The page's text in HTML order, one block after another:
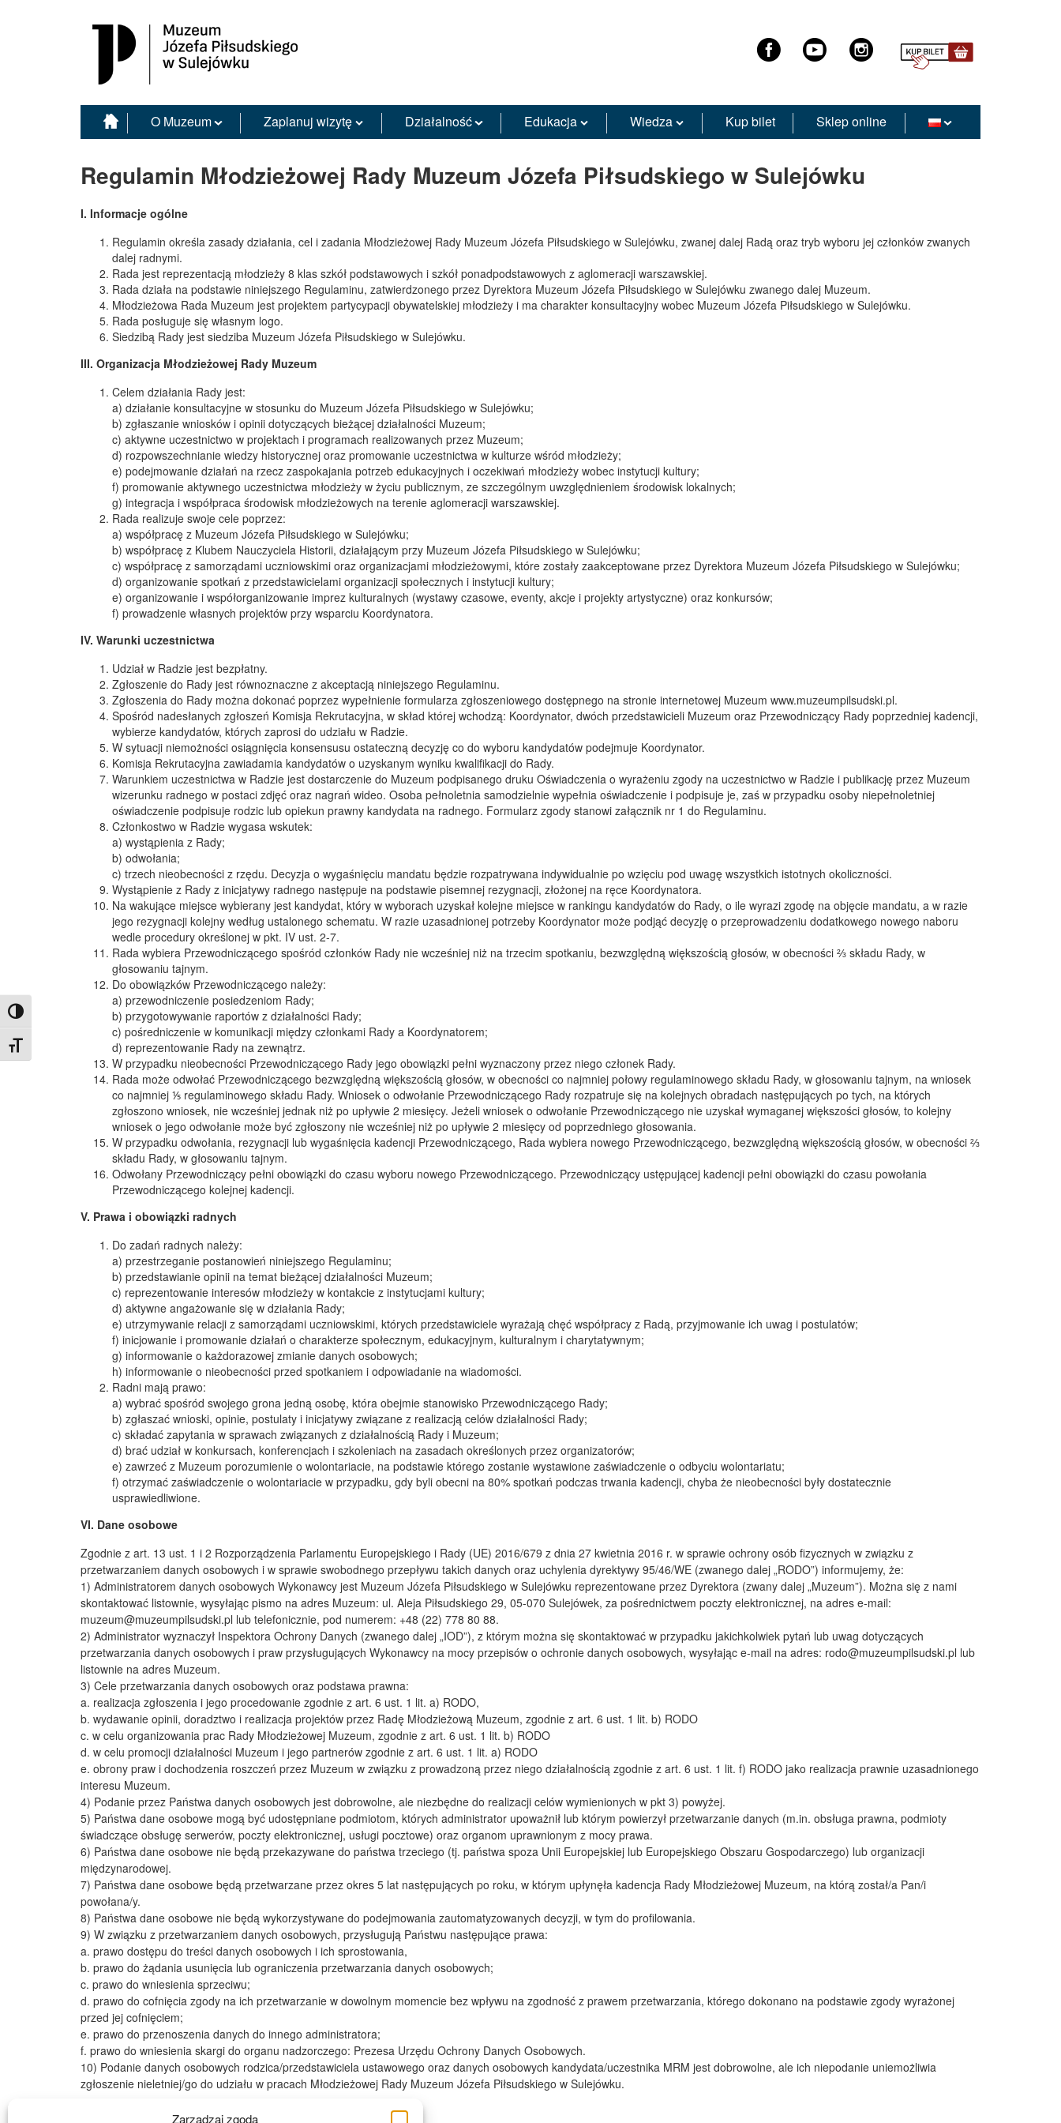
Zarządzaj zgodą
Toggle High Contrast
Toggle Font size
Muzeum Józefa Piłsudskiego w Sulejówku
O Muzeum Zaplanuj wizytę Działalność Edukacja Wiedza Kup bilet Sklep online
Regulamin Młodzieżowej Rady Muzeum Józefa Piłsudskiego w Sulejówku
I. Informacje ogólne
Regulamin określa zasady działania, cel i zadania Młodzieżowej Rady Muzeum Józefa Piłsudskiego w Sulejówku, zwanej dalej Radą oraz tryb wyboru jej członków zwanych
dalej radnymi.
Rada jest reprezentacją młodzieży 8 klas szkół podstawowych i szkół ponadpodstawowych z aglomeracji warszawskiej.
Rada działa na podstawie niniejszego Regulaminu, zatwierdzonego przez Dyrektora Muzeum Józefa Piłsudskiego w Sulejówku zwanego dalej Muzeum.
Młodzieżowa Rada Muzeum jest projektem partycypacji obywatelskiej młodzieży i ma charakter konsultacyjny wobec Muzeum Józefa Piłsudskiego w Sulejówku.
Rada posługuje się własnym logo.
Siedzibą Rady jest siedziba Muzeum Józefa Piłsudskiego w Sulejówku.
III. Organizacja Młodzieżowej Rady Muzeum
Celem działania Rady jest:
a) działanie konsultacyjne w stosunku do Muzeum Józefa Piłsudskiego w Sulejówku;
b) zgłaszanie wniosków i opinii dotyczących bieżącej działalności Muzeum;
c) aktywne uczestnictwo w projektach i programach realizowanych przez Muzeum;
d) rozpowszechnianie wiedzy historycznej oraz promowanie uczestnictwa w kulturze wśród młodzieży;
e) podejmowanie działań na rzecz zaspokajania potrzeb edukacyjnych i oczekiwań młodzieży wobec instytucji kultury;
f) promowanie aktywnego uczestnictwa młodzieży w życiu publicznym, ze szczególnym uwzględnieniem środowisk lokalnych;
g) integracja i współpraca środowisk młodzieżowych na terenie aglomeracji warszawskiej.
Rada realizuje swoje cele poprzez:
a) współpracę z Muzeum Józefa Piłsudskiego w Sulejówku;
b) współpracę z Klubem Nauczyciela Historii, działającym przy Muzeum Józefa Piłsudskiego w Sulejówku;
c) współpracę z samorządami uczniowskimi oraz organizacjami młodzieżowymi, które zostały zaakceptowane przez Dyrektora Muzeum Józefa Piłsudskiego w Sulejówku;
d) organizowanie spotkań z przedstawicielami organizacji społecznych i instytucji kultury;
e) organizowanie i współorganizowanie imprez kulturalnych (wystawy czasowe, eventy, akcje i projekty artystyczne) oraz konkursów;
f) prowadzenie własnych projektów przy wsparciu Koordynatora.
IV. Warunki uczestnictwa
Udział w Radzie jest bezpłatny.
Zgłoszenie do Rady jest równoznaczne z akceptacją niniejszego Regulaminu.
Zgłoszenia do Rady można dokonać poprzez wypełnienie formularza zgłoszeniowego dostępnego na stronie internetowej Muzeum www.muzeumpilsudski.pl.
Spośród nadesłanych zgłoszeń Komisja Rekrutacyjna, w skład której wchodzą: Koordynator, dwóch przedstawicieli Muzeum oraz Przewodniczący Rady poprzedniej kadencji,
wybierze kandydatów, których zaprosi do udziału w Radzie.
W sytuacji niemożności osiągnięcia konsensusu ostateczną decyzję co do wyboru kandydatów podejmuje Koordynator.
Komisja Rekrutacyjna zawiadamia kandydatów o uzyskanym wyniku kwalifikacji do Rady.
Warunkiem uczestnictwa w Radzie jest dostarczenie do Muzeum podpisanego druku Oświadczenia o wyrażeniu zgody na uczestnictwo w Radzie i publikację przez Muzeum
wizerunku radnego w postaci zdjęć oraz nagrań wideo. Osoba pełnoletnia samodzielnie wypełnia oświadczenie i podpisuje je, zaś w przypadku osoby niepełnoletniej
oświadczenie podpisuje rodzic lub opiekun prawny kandydata na radnego. Formularz zgody stanowi załącznik nr 1 do Regulaminu.
Członkostwo w Radzie wygasa wskutek:
a) wystąpienia z Rady;
b) odwołania;
c) trzech nieobecności z rzędu. Decyzja o wygaśnięciu mandatu będzie rozpatrywana indywidualnie po wzięciu pod uwagę wszystkich istotnych okoliczności.
Wystąpienie z Rady z inicjatywy radnego następuje na podstawie pisemnej rezygnacji, złożonej na ręce Koordynatora.
Na wakujące miejsce wybierany jest kandydat, który w wyborach uzyskał kolejne miejsce w rankingu kandydatów do Rady, o ile wyrazi zgodę na objęcie mandatu, a w razie
jego rezygnacji kolejny według ustalonego schematu. W razie uzasadnionej potrzeby Koordynator może podjąć decyzję o przeprowadzeniu dodatkowego nowego naboru
wedle procedury określonej w pkt. IV ust. 2-7.
Rada wybiera Przewodniczącego spośród członków Rady nie wcześniej niż na trzecim spotkaniu, bezwzględną większością głosów, w obecności ⅔ składu Rady, w
głosowaniu tajnym.
Do obowiązków Przewodniczącego należy:
a) przewodniczenie posiedzeniom Rady;
b) przygotowywanie raportów z działalności Rady;
c) pośredniczenie w komunikacji między członkami Rady a Koordynatorem;
d) reprezentowanie Rady na zewnątrz.
W przypadku nieobecności Przewodniczącego Rady jego obowiązki pełni wyznaczony przez niego członek Rady.
Rada może odwołać Przewodniczącego bezwzględną większością głosów, w obecności co najmniej połowy regulaminowego składu Rady, w głosowaniu tajnym, na wniosek
co najmniej ⅕ regulaminowego składu Rady. Wniosek o odwołanie Przewodniczącego Rady rozpatruje się na kolejnych obradach następujących po tych, na których
zgłoszono wniosek, nie wcześniej jednak niż po upływie 2 miesięcy. Jeżeli wniosek o odwołanie Przewodniczącego nie uzyskał wymaganej większości głosów, to kolejny
wniosek o jego odwołanie może być zgłoszony nie wcześniej niż po upływie 2 miesięcy od poprzedniego głosowania.
W przypadku odwołania, rezygnacji lub wygaśnięcia kadencji Przewodniczącego, Rada wybiera nowego Przewodniczącego, bezwzględną większością głosów, w obecności ⅔
składu Rady, w głosowaniu tajnym.
Odwołany Przewodniczący pełni obowiązki do czasu wyboru nowego Przewodniczącego. Przewodniczący ustępującej kadencji pełni obowiązki do czasu powołania
Przewodniczącego kolejnej kadencji.
V. Prawa i obowiązki radnych
Do zadań radnych należy:
a) przestrzeganie postanowień niniejszego Regulaminu;
b) przedstawianie opinii na temat bieżącej działalności Muzeum;
c) reprezentowanie interesów młodzieży w kontakcie z instytucjami kultury;
d) aktywne angażowanie się w działania Rady;
e) utrzymywanie relacji z samorządami uczniowskimi, których przedstawiciele wyrażają chęć współpracy z Radą, przyjmowanie ich uwag i postulatów;
f) inicjowanie i promowanie działań o charakterze społecznym, edukacyjnym, kulturalnym i charytatywnym;
g) informowanie o każdorazowej zmianie danych osobowych;
h) informowanie o nieobecności przed spotkaniem i odpowiadanie na wiadomości.
Radni mają prawo:
a) wybrać spośród swojego grona jedną osobę, która obejmie stanowisko Przewodniczącego Rady;
b) zgłaszać wnioski, opinie, postulaty i inicjatywy związane z realizacją celów działalności Rady;
c) składać zapytania w sprawach związanych z działalnością Rady i Muzeum;
d) brać udział w konkursach, konferencjach i szkoleniach na zasadach określonych przez organizatorów;
e) zawrzeć z Muzeum porozumienie o wolontariacie, na podstawie którego zostanie wystawione zaświadczenie o odbyciu wolontariatu;
f) otrzymać zaświadczenie o wolontariacie w przypadku, gdy byli obecni na 80% spotkań podczas trwania kadencji, chyba że nieobecności były dostatecznie
usprawiedliwione.
VI. Dane osobowe
Zgodnie z art. 13 ust. 1 i 2 Rozporządzenia Parlamentu Europejskiego i Rady (UE) 2016/679 z dnia 27 kwietnia 2016 r. w sprawie ochrony osób fizycznych w związku z
przetwarzaniem danych osobowych i w sprawie swobodnego przepływu takich danych oraz uchylenia dyrektywy 95/46/WE (zwanego dalej „RODO”) informujemy, że:
1) Administratorem danych osobowych Wykonawcy jest Muzeum Józefa Piłsudskiego w Sulejówku reprezentowane przez Dyrektora (zwany dalej „Muzeum”). Można się z nami
skontaktować listownie, wysyłając pismo na adres Muzeum: ul. Aleja Piłsudskiego 29, 05-070 Sulejówek, za pośrednictwem poczty elektronicznej, na adres e-mail:
muzeum@muzeumpilsudski.pl lub telefonicznie, pod numerem: +48 (22) 778 80 88.
2) Administrator wyznaczył Inspektora Ochrony Danych (zwanego dalej „IOD”), z którym można się skontaktować w przypadku jakichkolwiek pytań lub uwag dotyczących
przetwarzania danych osobowych i praw przysługujących Wykonawcy na mocy przepisów o ochronie danych osobowych, wysyłając e-mail na adres: rodo@muzeumpilsudski.pl lub
listownie na adres Muzeum.
3) Cele przetwarzania danych osobowych oraz podstawa prawna:
a. realizacja zgłoszenia i jego procedowanie zgodnie z art. 6 ust. 1 lit. a) RODO,
b. wydawanie opinii, doradztwo i realizacja projektów przez Radę Młodzieżową Muzeum, zgodnie z art. 6 ust. 1 lit. b) RODO
c. w celu organizowania prac Rady Młodzieżowej Muzeum, zgodnie z art. 6 ust. 1 lit. b) RODO
d. w celu promocji działalności Muzeum i jego partnerów zgodnie z art. 6 ust. 1 lit. a) RODO
e. obrony praw i dochodzenia roszczeń przez Muzeum w związku z prowadzoną przez niego działalnością zgodnie z art. 6 ust. 1 lit. f) RODO jako realizacja prawnie uzasadnionego
interesu Muzeum.
4) Podanie przez Państwa danych osobowych jest dobrowolne, ale niezbędne do realizacji celów wymienionych w pkt 3) powyżej.
5) Państwa dane osobowe mogą być udostępniane podmiotom, których administrator upoważnił lub którym powierzył przetwarzanie danych (m.in. obsługa prawna, podmioty
świadczące obsługę serwerów, poczty elektronicznej, usługi pocztowe) oraz organom uprawnionym z mocy prawa.
6) Państwa dane osobowe nie będą przekazywane do państwa trzeciego (tj. państwa spoza Unii Europejskiej lub Europejskiego Obszaru Gospodarczego) lub organizacji
międzynarodowej.
7) Państwa dane osobowe będą przetwarzane przez okres 5 lat następujących po roku, w którym upłynęła kadencja Rady Młodzieżowej Muzeum, na którą został/a Pan/i
powołana/y.
8) Państwa dane osobowe nie będą wykorzystywane do podejmowania zautomatyzowanych decyzji, w tym do profilowania.
9) W związku z przetwarzaniem danych osobowych, przysługują Państwu następujące prawa:
a. prawo dostępu do treści danych osobowych i ich sprostowania,
b. prawo do żądania usunięcia lub ograniczenia przetwarzania danych osobowych;
c. prawo do wniesienia sprzeciwu;
d. prawo do cofnięcia zgody na ich przetwarzanie w dowolnym momencie bez wpływu na zgodność z prawem przetwarzania, którego dokonano na podstawie zgody wyrażonej
przed jej cofnięciem;
e. prawo do przenoszenia danych do innego administratora;
f. prawo do wniesienia skargi do organu nadzorczego: Prezesa Urzędu Ochrony Danych Osobowych.
10) Podanie danych osobowych rodzica/przedstawiciela ustawowego oraz danych osobowych kandydata/uczestnika MRM jest dobrowolne, ale ich niepodanie uniemożliwia
zgłoszenie nieletniej/go do udziału w pracach Młodzieżowej Rady Muzeum Józefa Piłsudskiego w Sulejówku.